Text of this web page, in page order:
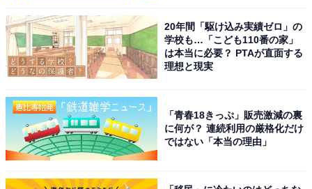
20年間「駆け込み実績ゼロ」の
学校も…「こども110番の家」
は本当に必要？ PTAが直面する
理想と現実
「青春18きっぷ」販売激減の裏
に何が？ 連続利用の厳格化だけ
ではない「本当の理由」